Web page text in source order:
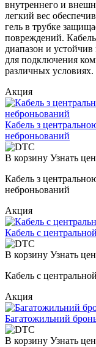
внутреннего и
легкий вес
гель в трубке
повреждений.
диапазон и
для подключения
различных условиях.
Акция
Кабель з
неброньований
В корзину Узнать
Кабель з
неброньований
Акция
Кабель с
В корзину Узнать
Кабель с
Акция
Багатожильний
В корзину Узнать